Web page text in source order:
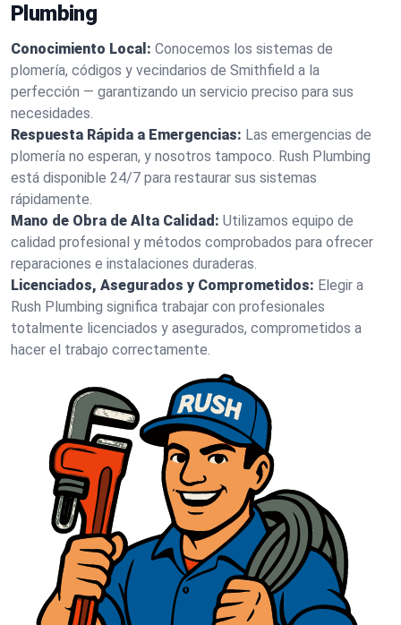
Plumbing
Conocimiento Local: Conocemos los sistemas de
plomería, códigos y vecindarios de Smithfield a la
perfección — garantizando un servicio preciso para sus
necesidades.
Respuesta Rápida a Emergencias: Las emergencias de
plomería no esperan, y nosotros tampoco. Rush Plumbing
está disponible 24/7 para restaurar sus sistemas
rápidamente.
Mano de Obra de Alta Calidad: Utilizamos equipo de
calidad profesional y métodos comprobados para ofrecer
reparaciones e instalaciones duraderas.
Licenciados, Asegurados y Comprometidos: Elegir a
Rush Plumbing significa trabajar con profesionales
totalmente licenciados y asegurados, comprometidos a
hacer el trabajo correctamente.